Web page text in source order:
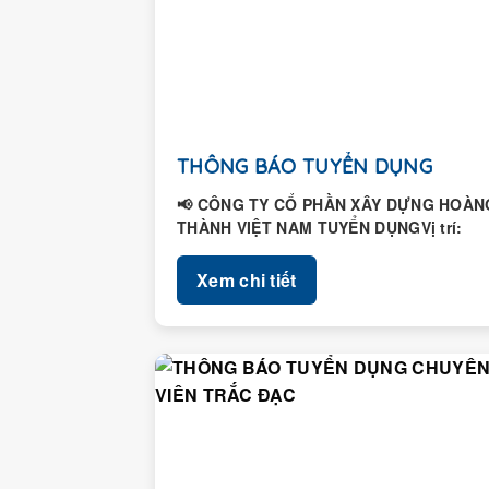
THÔNG BÁO TUYỂN DỤNG
📢 CÔNG TY CỔ PHẦN XÂY DỰNG
THÀNH VIỆT NAM TUYỂN DỤNGVị trí:
Xem chi tiết